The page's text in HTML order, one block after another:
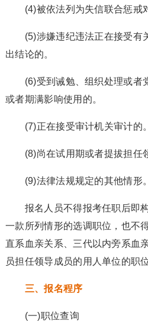
(4)被依法列为失信联合惩戒对
(5)涉嫌违纪违法正在接受有
出结论的。
(6)受到诫勉、组织处理或者
或者期满影响使用的。
(7)正在接受审计机关审计的。
(8)尚在试用期或者提拔担任领
(9)法律法规规定的其他情形。
报名人员不得报考任职后即构
一款所列情形的选调职位，也不
直系血亲关系、三代以内旁系血
员担任领导成员的用人单位的职位
三、报名程序
(一)职位查询